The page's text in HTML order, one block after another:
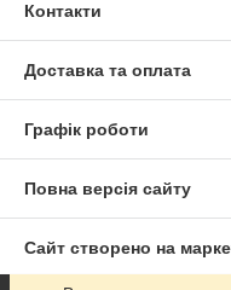
Контакти
Доставка та оплата
Графік роботи
Повна версія сайту
Сайт створено на